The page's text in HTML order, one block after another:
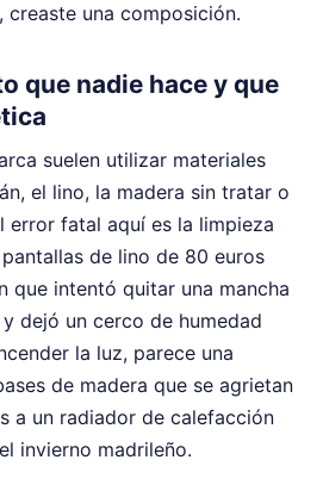
creaste una composición.
que nadie hace y que
suelen utilizar materiales
el lino, la madera sin tratar o
error fatal aquí es la limpieza
de lino de 80 euros
que intentó quitar una mancha
dejó un cerco de humedad
la luz, parece una
de madera que se agrietan
a un radiador de calefacción
invierno madrileño.